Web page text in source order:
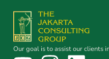
Our goal is to assist our clients